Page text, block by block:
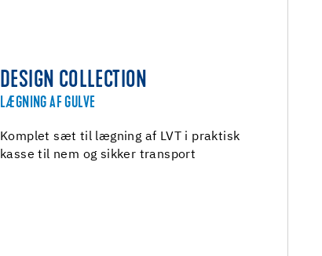
DESIGN COLLECTION
LÆGNING AF GULVE
Komplet sæt til lægning af LVT i praktisk
kasse til nem og sikker transport